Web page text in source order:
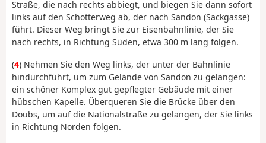
Straße, die nach rechts abbiegt, und biegen Sie dann sofort
links auf den Schotterweg ab, der nach Sandon (Sackgasse)
führt. Dieser Weg bringt Sie zur Eisenbahnlinie, der Sie
nach rechts, in Richtung Süden, etwa 300 m lang folgen.
(4) Nehmen Sie den Weg links, der unter der Bahnlinie
hindurchführt, um zum Gelände von Sandon zu gelangen:
ein schöner Komplex gut gepflegter Gebäude mit einer
hübschen Kapelle. Überqueren Sie die Brücke über den
Doubs, um auf die Nationalstraße zu gelangen, der Sie links
in Richtung Norden folgen.